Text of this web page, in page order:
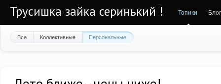
Трусишка зайка серинький ! Топики
Все Коллективные Персональные